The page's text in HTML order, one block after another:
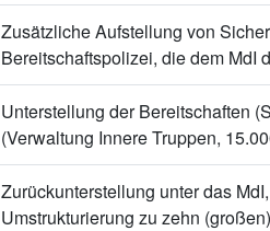
Zusätzliche Aufstellung von
Bereitschaftspolizei, die dem MdI
Unterstellung der Bereitschaften
(Verwaltung Innere Truppen,
Zurückunterstellung unter das
Umstrukturierung zu zehn